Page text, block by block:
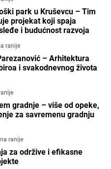
park u Kruševcu – Tim
projekat koji spaja
i budućnost razvoja
ranije
– Arhitektura
i svakodnevnog života
gradnje – više od opeke,
za savremenu gradnju
ranije
za održive i efikasne